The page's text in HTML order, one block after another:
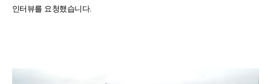
인터뷰를 요청했습니다.